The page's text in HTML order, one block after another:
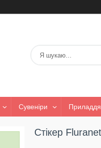
Сувеніри
Стікер